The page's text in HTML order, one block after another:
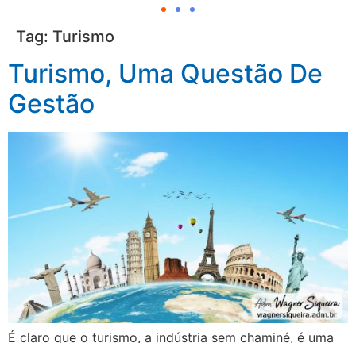
Tag: Turismo
Turismo, Uma Questão De
Gestão
É claro que o turismo, a indústria sem chaminé, é uma